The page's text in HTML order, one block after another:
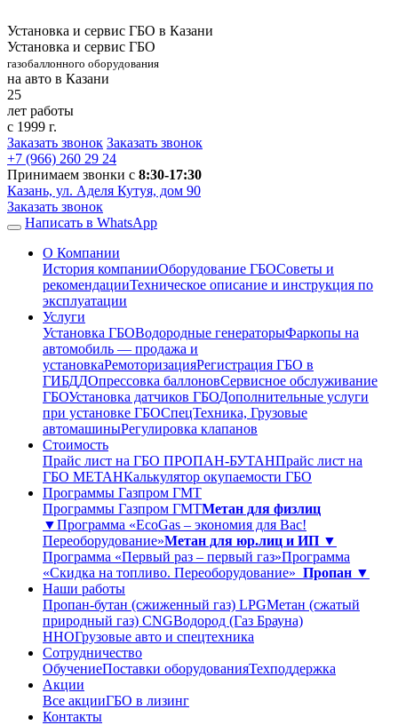
Установка и сервис ГБО в Казани
Установка и сервис ГБО
газобаллонного оборудования
на авто в Казани
25
лет работы
с 1999 г.
Заказать звонок Заказать звонок
+7 (966) 260 29 24
Принимаем звонки с 8:30-17:30
Казань, ул. Аделя Кутуя, дом 90
Заказать звонок
Написать в WhatsApp
О Компании
История компанииОборудование ГБОСоветы и
рекомендацииТехническое описание и инструкция по
эксплуатации
Услуги
Установка ГБОВодородные генераторыФаркопы на
автомобиль — продажа и
установкаРемоторизацияРегистрация ГБО в
ГИБДДОпрессовка баллоновСервисное обслуживание
ГБОУстановка датчиков ГБОДополнительные услуги
при установке ГБОСпецТехника, Грузовые
автомашиныРегулировка клапанов
Стоимость
Прайс лист на ГБО ПРОПАН-БУТАНПрайс лист на
ГБО МЕТАНКалькулятор окупаемости ГБО
Программы Газпром ГМТ
Программы Газпром ГМТМетан для физлиц
▼Программа «EcoGas – экономия для Вас!
Переоборудование»Метан для юр.лиц и ИП ▼
Программа «Первый раз – первый газ»Программа
«Скидка на топливо. Переоборудование» Пропан ▼
Наши работы
Пропан-бутан (сжиженный газ) LPGМетан (сжатый
природный газ) CNGВодород (Газ Брауна)
ННОГрузовые авто и спецтехника
Сотрудничество
ОбучениеПоставки оборудованияТехподдержка
Акции
Все акцииГБО в лизинг
Контакты